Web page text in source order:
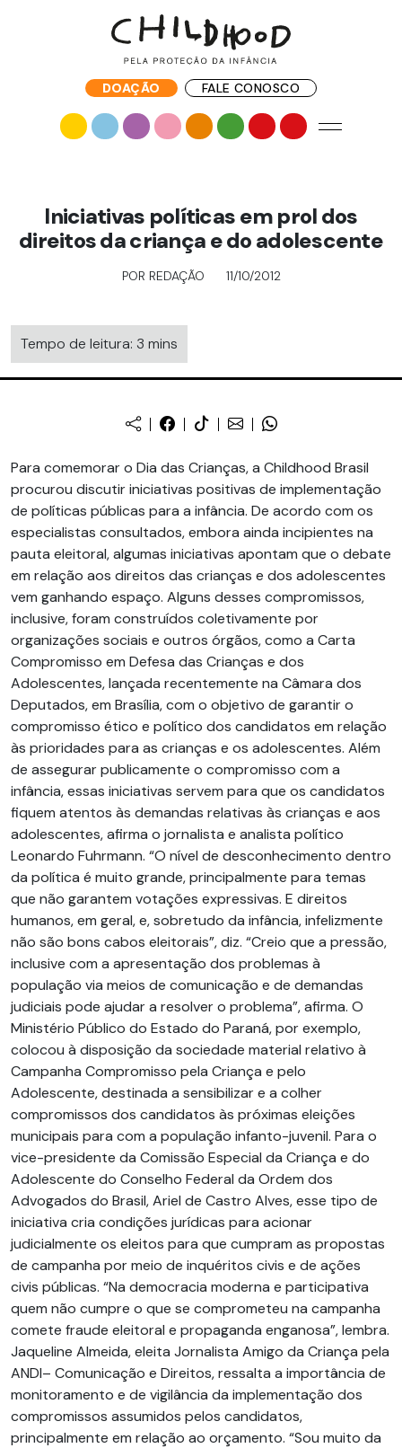
DOAÇÃO FALE CONOSCO
Iniciativas políticas em prol dos
direitos da criança e do adolescente
POR REDAÇÃO 11/10/2012
Tempo de leitura: 3 mins
Para comemorar o Dia das Crianças, a Childhood Brasil
procurou discutir iniciativas positivas de implementação
de políticas públicas para a infância. De acordo com os
especialistas consultados, embora ainda incipientes na
pauta eleitoral, algumas iniciativas apontam que o debate
em relação aos direitos das crianças e dos adolescentes
vem ganhando espaço. Alguns desses compromissos,
inclusive, foram construídos coletivamente por
organizações sociais e outros órgãos, como a Carta
Compromisso em Defesa das Crianças e dos
Adolescentes, lançada recentemente na Câmara dos
Deputados, em Brasília, com o objetivo de garantir o
compromisso ético e político dos candidatos em relação
às prioridades para as crianças e os adolescentes. Além
de assegurar publicamente o compromisso com a
infância, essas iniciativas servem para que os candidatos
fiquem atentos às demandas relativas às crianças e aos
adolescentes, afirma o jornalista e analista político
Leonardo Fuhrmann. “O nível de desconhecimento dentro
da política é muito grande, principalmente para temas
que não garantem votações expressivas. E direitos
humanos, em geral, e, sobretudo da infância, infelizmente
não são bons cabos eleitorais”, diz. “Creio que a pressão,
inclusive com a apresentação dos problemas à
população via meios de comunicação e de demandas
judiciais pode ajudar a resolver o problema”, afirma. O
Ministério Público do Estado do Paraná, por exemplo,
colocou à disposição da sociedade material relativo à
Campanha Compromisso pela Criança e pelo
Adolescente, destinada a sensibilizar e a colher
compromissos dos candidatos às próximas eleições
municipais para com a população infanto-juvenil. Para o
vice-presidente da Comissão Especial da Criança e do
Adolescente do Conselho Federal da Ordem dos
Advogados do Brasil, Ariel de Castro Alves, esse tipo de
iniciativa cria condições jurídicas para acionar
judicialmente os eleitos para que cumpram as propostas
de campanha por meio de inquéritos civis e de ações
civis públicas. “Na democracia moderna e participativa
quem não cumpre o que se comprometeu na campanha
comete fraude eleitoral e propaganda enganosa”, lembra.
Jaqueline Almeida, eleita Jornalista Amigo da Criança pela
ANDI– Comunicação e Direitos, ressalta a importância de
monitoramento e de vigilância da implementação dos
compromissos assumidos pelos candidatos,
principalmente em relação ao orçamento. “Sou muito da